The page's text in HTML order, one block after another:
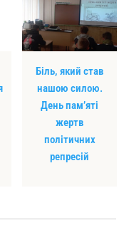
Біль, який став
нашою силою.
День пам’яті
жертв
політичних
репресій